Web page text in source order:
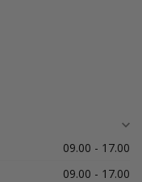
09.00 - 17.00
09.00 - 17.00